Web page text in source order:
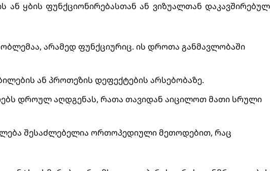
ან ყბის ფუნქციონირებასთან ან ვიზუალთან დაკავშირებულ
არამედ ფუნქციურიც. ის დროთა განმავლობაში
ან პროთეზის დეფექტების არსებობაზე.
დროულ აღდგენას, რათა თავიდან აიცილოთ მათი სრული
შესაძლებელია ორთოპედიული მეთოდებით, რაც